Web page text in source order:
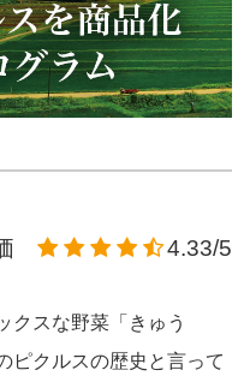
4.33/5
クスな野菜「きゅう
ピクルスの歴史と言って